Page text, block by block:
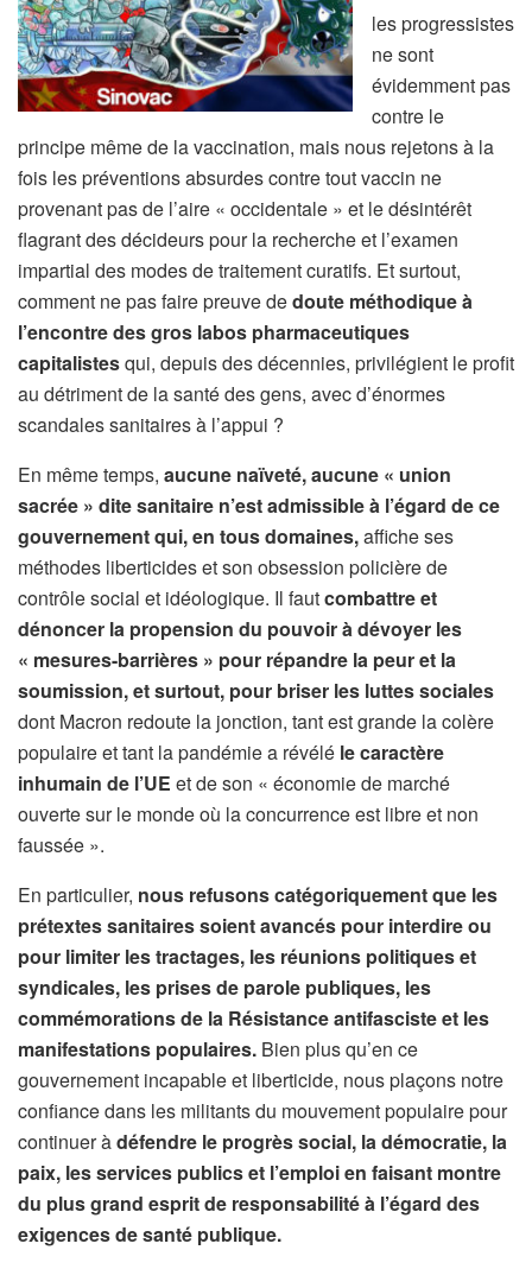
les progressistes
ne sont
évidemment pas
contre le
principe même de la vaccination, mais nous rejetons à la
fois les préventions absurdes contre tout vaccin ne
provenant pas de l’aire « occidentale » et le désintérêt
flagrant des décideurs pour la recherche et l’examen
impartial des modes de traitement curatifs. Et surtout,
comment ne pas faire preuve dedoute méthodique à
l’encontre des gros labos pharmaceutiques
capitalistesqui, depuis des décennies, privilégient le profit
au détriment de la santé des gens, avec d’énormes
scandales sanitaires à l’appui ?
En même temps, aucune naïveté, aucune « union
sacrée » dite sanitaire n’est admissible à l’égard de ce
gouvernement qui, en tous domaines,affiche ses
méthodes liberticides et son obsession policière de
contrôle social et idéologique. Il fautcombattre et
dénoncer la propension du pouvoir à dévoyer les
« mesures-barrières » pour répandre la peur et la
soumission, et surtout, pour briser les luttes sociales
dont Macron redoute la jonction, tant est grande la colère
populaire et tant la pandémie a révélé le caractère
inhumain de l’UE et de son « économie de marché
ouverte sur le monde où la concurrence est libre et non
faussée ».
En particulier, nous refusons catégoriquement que les
prétextes sanitaires soient avancés pour interdire ou
pour limiter les tractages, les réunions politiques et
syndicales, les prises de parole publiques, les
commémorations de la Résistance antifasciste et les
manifestations populaires. Bien plus qu’en ce
gouvernement incapable et liberticide, nous plaçons notre
confiance dans les militants du mouvement populaire pour
continuer àdéfendre le progrès social, la démocratie, la
paix, les services publics et l’emploi en faisant montre
du plus grand esprit de responsabilité à l’égard des
exigences de santé publique.